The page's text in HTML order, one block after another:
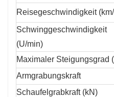
Reisegeschwindigkeit
Schwinggeschwindigkeit
(U/min)
Maximaler Steigungsgrad
Armgrabungskraft
Schaufelgrabkraft (kN)